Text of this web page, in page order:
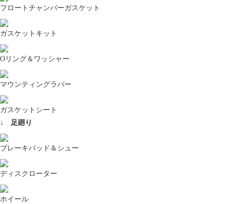
フロートチャンバーガスケット
ガスケットキット
Oリング＆ワッシャー
マウンティングラバー
ガスケットシート
↓ 足廻り
ブレーキパッド＆シュー
ディスクローター
ホイール